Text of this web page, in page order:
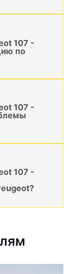
107 -
по
107 -
107 -